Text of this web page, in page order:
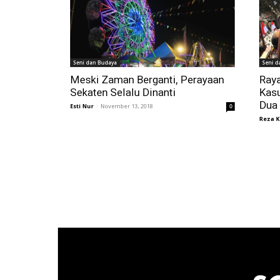
Seni dan Budaya
Meski Zaman Berganti, Perayaan
Sekaten Selalu Dinanti
Esti Nur - November 13, 2018 0
Seni
Reza